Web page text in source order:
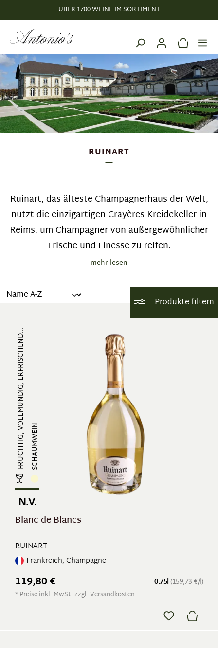
ÜBER 1700 WEINE IM SORTIMENT
RUINART
Ruinart, das älteste Champagnerhaus der Welt,
nutzt die einzigartigen Crayères-Kreidekeller in
Reims, um Champagner von außergewöhnlicher
Frische und Finesse zu reifen.
mehr lesen
Produkte filtern
FRUCHTIG, VOLLMUNDIG, ERFRISCHEND...SCHAUMWEIN
N.V.
Blanc de Blancs
RUINART
Frankreich, Champagne
0.75l (159,73 €/l)
119,80 €
* Preise inkl. MwSt. zzgl. Versandkosten